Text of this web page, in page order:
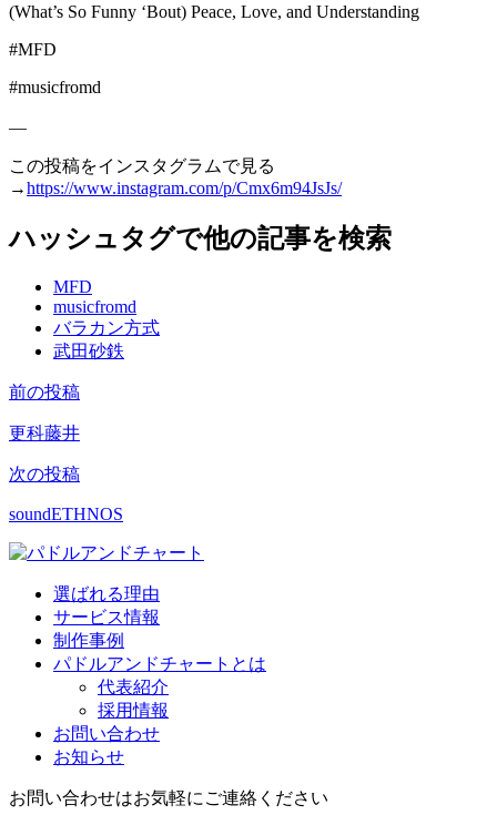
(What’s So Funny ‘Bout) Peace, Love, and Understanding
#MFD
#musicfromd
—
この投稿をインスタグラムで見る
→https://www.instagram.com/p/Cmx6m94JsJs/
ハッシュタグで他の記事を検索
MFD
musicfromd
バラカン方式
武田砂鉄
投
稿
ナ
ビ
ゲ
前の投稿
更科藤井
次の投稿
soundETHNOS
選ばれる理由
サービス情報
制作事例
パドルアンドチャートとは
代表紹介
採用情報
お問い合わせ
お知らせ
お問い合わせはお気軽にご連絡ください